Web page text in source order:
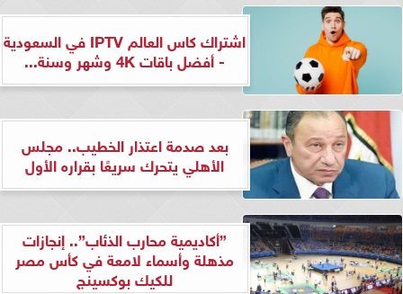
اشتراك كاس العالم IPTV في السعودية
- أفضل باقات 4K وشهر وسنة...
بعد صدمة اعتذار الخطيب.. مجلس
الأهلي يتحرك سريعًا بقراره الأول
”أكاديمية محارب الذئاب”.. إنجازات
مذهلة وأسماء لامعة في كأس مصر
للكيك بوكسينج